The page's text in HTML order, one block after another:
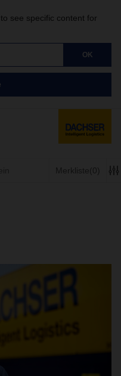
see specific content for
OK
Merkliste(0)